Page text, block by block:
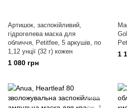
Артишок, заспокійливий,
гідрогелева маска для
обличчя, Petitfee, 5 аркушів, по
1,12 унції (32 г) кожен
1 080 грн
1